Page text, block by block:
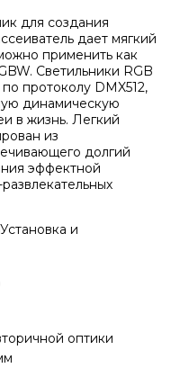
для создания
дает мягкий
применить как
Светильники RGB
протоколу DMX512,
динамическую
в жизнь. Легкий
из
долгий
эффектной
Установка и
оптики